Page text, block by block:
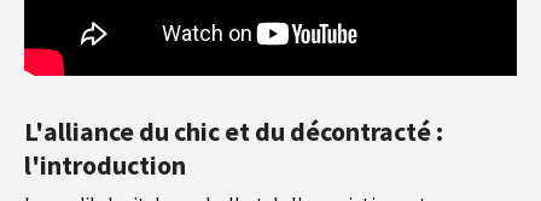
L'alliance du chic et du décontracté :
l'introduction